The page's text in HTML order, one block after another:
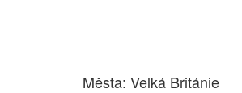
Města: Velká Británie